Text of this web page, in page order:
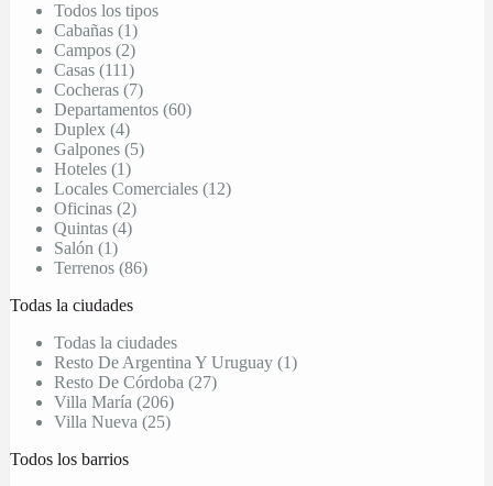
Todos los tipos
Cabañas (1)
Campos (2)
Casas (111)
Cocheras (7)
Departamentos (60)
Duplex (4)
Galpones (5)
Hoteles (1)
Locales Comerciales (12)
Oficinas (2)
Quintas (4)
Salón (1)
Terrenos (86)
Todas la ciudades
Todas la ciudades
Resto De Argentina Y Uruguay (1)
Resto De Córdoba (27)
Villa María (206)
Villa Nueva (25)
Todos los barrios